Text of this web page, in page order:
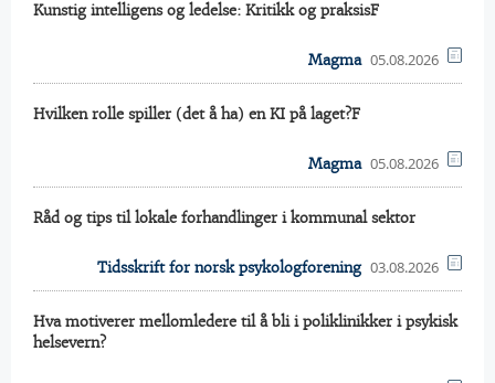
Kunstig intelligens og ledelse: Kritikk og praksisF
Magma 05.08.2026
Hvilken rolle spiller (det å ha) en KI på laget?F
Magma 05.08.2026
Råd og tips til lokale forhandlinger i kommunal sektor
Tidsskrift for norsk psykologforening 03.08.2026
Hva motiverer mellomledere til å bli i poliklinikker i psykisk
helsevern?